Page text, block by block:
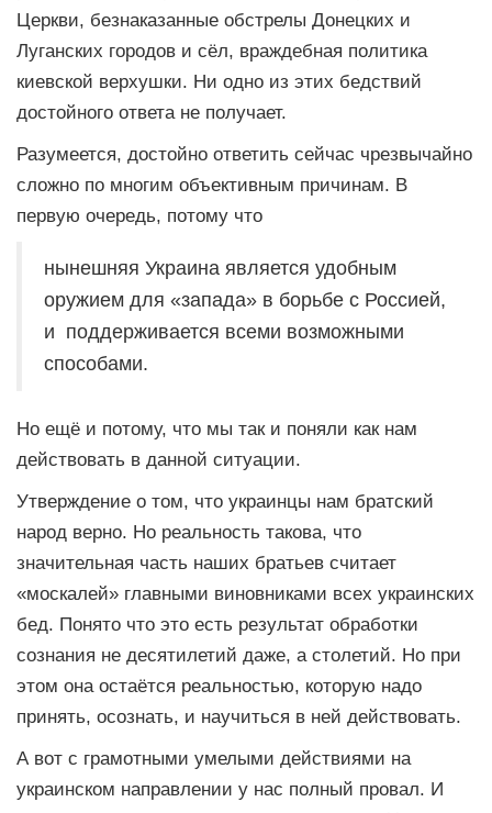
Церкви, безнаказанные обстрелы Донецких и
Луганских городов и сёл, враждебная политика
киевской верхушки. Ни одно из этих бедствий
достойного ответа не получает.
Разумеется, достойно ответить сейчас чрезвычайно
сложно по многим объективным причинам. В
первую очередь, потому что
нынешняя Украина является удобным
оружием для «запада» в борьбе с Россией,
и поддерживается всеми возможными
способами.
Но ещё и потому, что мы так и поняли как нам
действовать в данной ситуации.
Утверждение о том, что украинцы нам братский
народ верно. Но реальность такова, что
значительная часть наших братьев считает
«москалей» главными виновниками всех украинских
бед. Понято что это есть результат обработки
сознания не десятилетий даже, а столетий. Но при
этом она остаётся реальностью, которую надо
принять, осознать, и научиться в ней действовать.
А вот с грамотными умелыми действиями на
украинском направлении у нас полный провал. И